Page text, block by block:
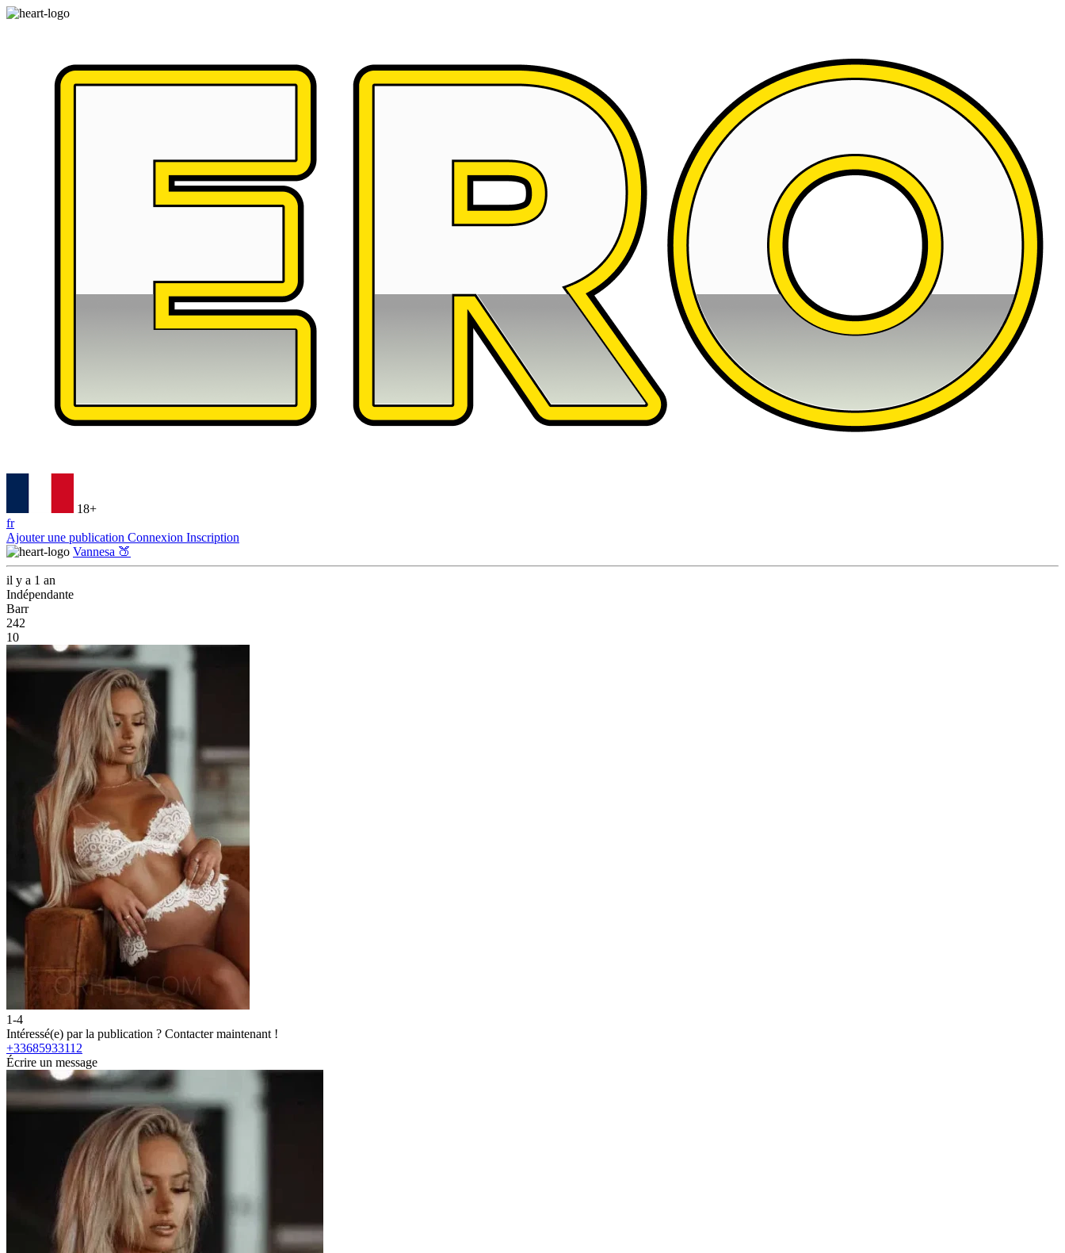
18+
fr
Ajouter une publication Connexion Inscription
Vannesa 🍑
il y a 1 an
Indépendante
Barr
242
10
1-4
Intéressé(e) par la publication ? Contacter maintenant !
+33685933112
Écrire un message